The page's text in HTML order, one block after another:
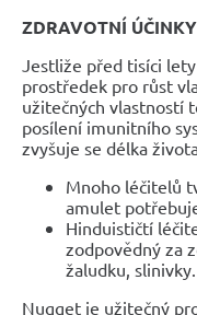
ZDRAVOTNÍ ÚČINKY
Jestliže před tisíci
prostředek pro růst
užitečných vlastností
posílení imunitního
zvyšuje se délka
Mnoho léčitelů
amulet
Hinduističtí
zodpovědný za
žaludku, slinivky.
Nugget je užitečný